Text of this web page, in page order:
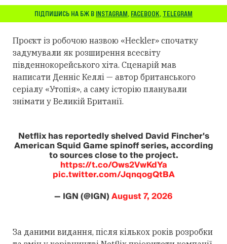
ПІДПИШИСЬ НА БЖ В INSTAGRAM, FACEBOOK, TELEGRAM
Проєкт із робочою назвою «Heckler» спочатку
задумували як розширення всесвіту
південнокорейського хіта. Сценарій мав
написати Денніс Келлі — автор британського
серіалу «Утопія», а саму історію планували
знімати у Великій Британії.
Netflix has reportedly shelved David Fincher's
American Squid Game spinoff series, according
to sources close to the project.
https://t.co/Ows2VwKdYa
pic.twitter.com/JqnqogQtBA
— IGN (@IGN)August 7, 2026
За даними видання, після кількох років розробки